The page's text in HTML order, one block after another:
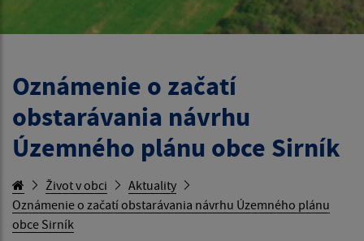
Oznámenie o začatí
obstarávania návrhu
Územného plánu obce Sirník
Život v obci
Aktuality
Oznámenie o začatí obstarávania návrhu Územného plánu
obce Sirník